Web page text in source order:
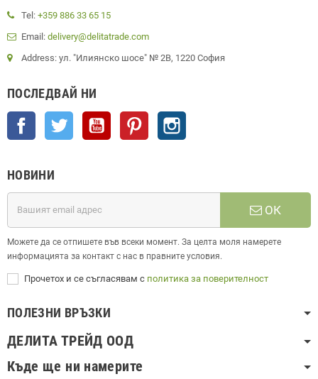
Tel: +359 886 33 65 15
Email: delivery@delitatrade.com
Address: ул. "Илиянско шосе" № 2В, 1220 София
ПОСЛЕДВАЙ НИ
Facebook Twitter YouTube Pinterest
НОВИНИ
ОК
Можете да се отпишете във всеки момент. За целта моля намерете
информацията за контакт с нас в правните условия.
Прочетох и се съгласявам с политика за поверителност
ПОЛЕЗНИ ВРЪЗКИ
ДЕЛИТА ТРЕЙД ООД
Къде ще ни намерите